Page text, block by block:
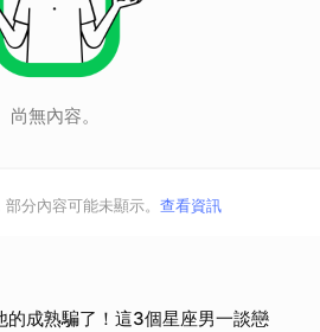
尚無內容。
分內容可能未顯示。 查看資訊
的成熟騙了！這3個星座男一談戀